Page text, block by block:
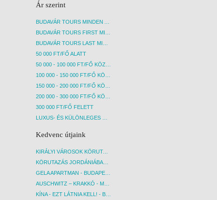
Ár szerint
50 000 FT/FŐ ALATT
300 000 FT/FŐ FELETT
Kedvenc útjaink
KIRÁLYI VÁROSOK KÖRUTAZÁS KÖZVETLEN REPÜLŐJÁRATTAL - BUDAPEST, REPÜLŐ